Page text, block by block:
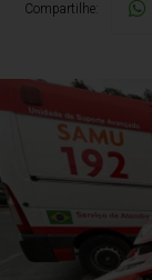
Compartilhe: